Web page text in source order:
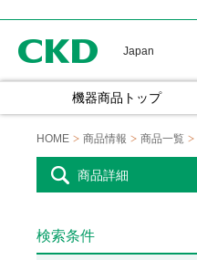
Japan
機器商品トップ
HOME 商品情報 商品一覧
商品詳細
検索条件